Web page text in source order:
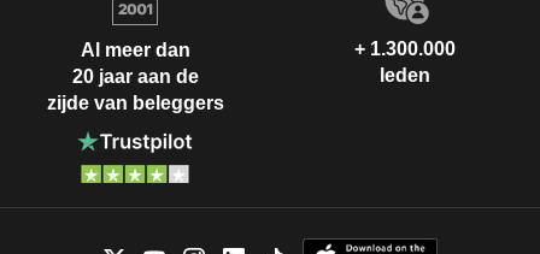
Al meer dan
20 jaar aan de
zijde van beleggers
+ 1.300.000
leden